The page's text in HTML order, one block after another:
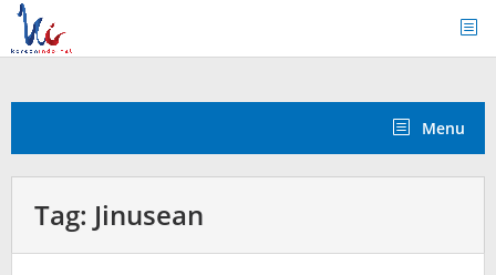
Skip
content
Menu
Tag: Jinusean